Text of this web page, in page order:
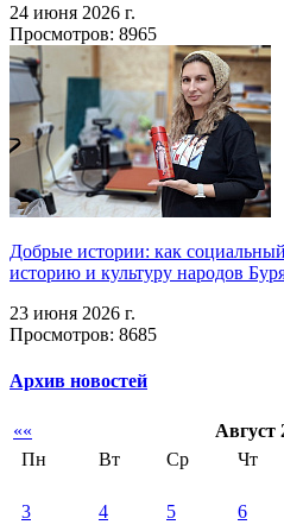
24 июня 2026 г.
Просмотров: 8965
Добрые истории: как
историю и культуру народов
23 июня 2026 г.
Просмотров: 8685
Архив новостей
«« Август
Пн
Вт Ср Чт
3
4 5 6